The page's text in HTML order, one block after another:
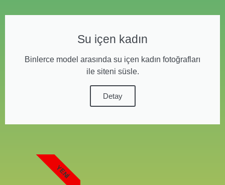
Su içen kadın
Binlerce model arasında su içen kadın fotoğrafları
ile siteni süsle.
Detay
YENI